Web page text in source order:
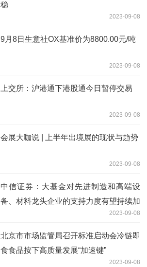
稳
2023-09-08
9月8日生意社OX基准价为8800.00元/吨
2023-09-08
上交所：沪港通下港股通今日暂停交易
2023-09-08
会展大咖说 | 上半年出境展的现状与趋势
2023-09-08
中信证券：大基金对先进制造和高端设
备、材料龙头企业的支持力度有望持续加
2023-09-08
北京市市场监管局召开标准启动会冷链即
食食品按下高质量发展“加速键”
2023-09-08